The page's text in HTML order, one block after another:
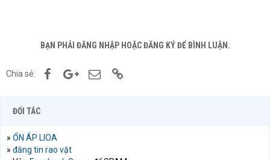
BẠN PHẢI ĐĂNG NHẬP HOẶC ĐĂNG KÝ ĐỂ BÌNH LUẬN.
Chia sẻ: FacebookGoogle+Email
ĐỐI TÁC
» ỔN ÁP LIOA
» đăng tin rao vặt